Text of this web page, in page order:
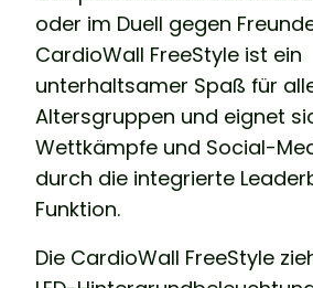
oder im Duell gegen
CardioWall FreeStyle ist ein
unterhaltsamer Spaß für
Altersgruppen und eignet
Wettkämpfe und Social-
durch die integrierte
Funktion.
Die CardioWall FreeStyle